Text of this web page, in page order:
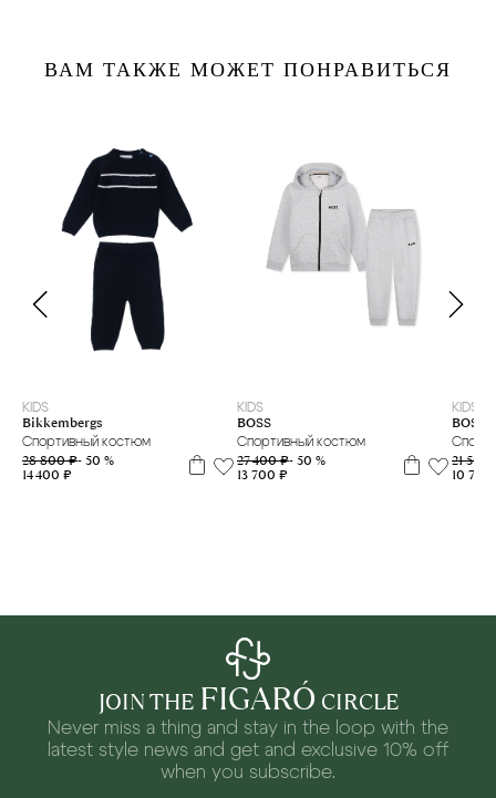
ВАМ ТАКЖЕ МОЖЕТ ПОНРАВИТЬСЯ
KIDS
Bikkembergs
Спортивный костюм
28 800 ₽- 50 %
14 400 ₽
KIDS
BOSS
Спортивный костюм
27 400 ₽- 50 %
13 700 ₽
KIDS
BOSS
21 500
10 750
JOIN THE FIGARÓ CIRCLE
Never miss a thing and stay in the loop with the
latest style news and get and exclusive 10% off
when you subscribe.